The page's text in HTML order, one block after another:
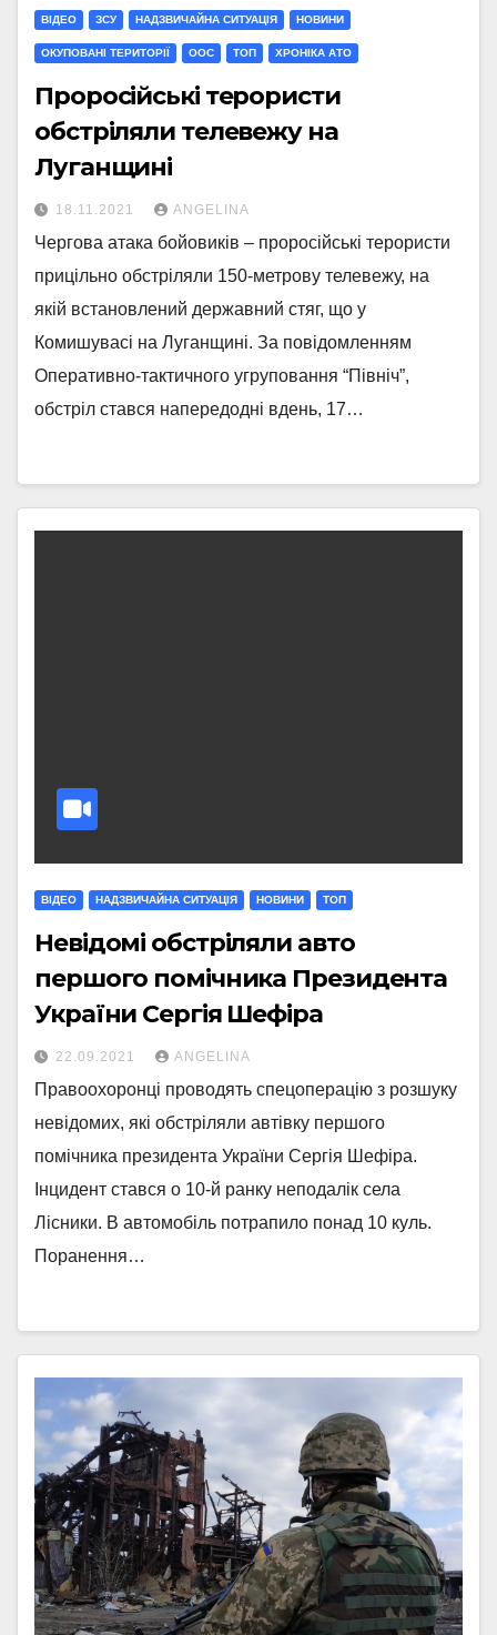
ВІДЕО ЗСУ НАДЗВИЧАЙНА СИТУАЦІЯ НОВИНИ
ОКУПОВАНІ ТЕРИТОРІЇ ООС ТОП ХРОНІКА АТО
Проросійські терористи
обстріляли телевежу на
Луганщині
18.11.2021 ANGELINA
Чергова атака бойовиків – проросійські терористи
прицільно обстріляли 150-метрову телевежу, на
якій встановлений державний стяг, що у
Комишувасі на Луганщині. За повідомленням
Оперативно-тактичного угруповання “Північ”,
обстріл стався напередодні вдень, 17…
ВІДЕО НАДЗВИЧАЙНА СИТУАЦІЯ НОВИНИ ТОП
Невідомі обстріляли авто
першого помічника Президента
України Сергія Шефіра
22.09.2021 ANGELINA
Правоохоронці проводять спецоперацію з розшуку
невідомих, які обстріляли автівку першого
помічника президента України Сергія Шефіра.
Інцидент стався о 10-й ранку неподалік села
Лісники. В автомобіль потрапило понад 10 куль.
Поранення…